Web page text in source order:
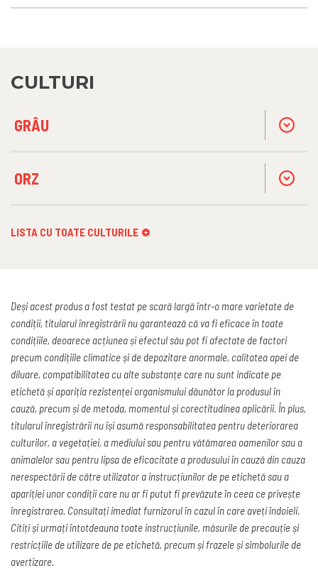
CULTURI
GRÂU
ORZ
LISTA CU TOATE CULTURILE
Deși acest produs a fost testat pe scară largă într-o mare varietate de
condiții, titularul înregistrării nu garantează că va fi eficace în toate
condițiile, deoarece acțiunea și efectul său pot fi afectate de factori
precum condițiile climatice și de depozitare anormale, calitatea apei de
diluare, compatibilitatea cu alte substanțe care nu sunt indicate pe
etichetă și apariția rezistenței organismului dăunător la produsul în
cauză, precum și de metoda, momentul și corectitudinea aplicării. În plus,
titularul înregistrării nu își asumă responsabilitatea pentru deteriorarea
culturilor, a vegetației, a mediului sau pentru vătămarea oamenilor sau a
animalelor sau pentru lipsa de eficacitate a produsului în cauză din cauza
nerespectării de către utilizator a instrucțiunilor de pe etichetă sau a
apariției unor condiții care nu ar fi putut fi prevăzute în ceea ce privește
înregistrarea. Consultați imediat furnizorul în cazul în care aveți îndoieli.
Citiți și urmați întotdeauna toate instrucțiunile, măsurile de precauție și
restricțiile de utilizare de pe etichetă, precum și frazele și simbolurile de
avertizare.